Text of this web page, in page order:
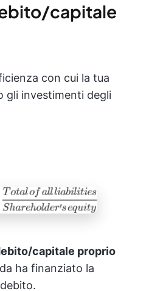
capitale
con cui la tua
gli investimenti degli
capitale proprio
ha finanziato la